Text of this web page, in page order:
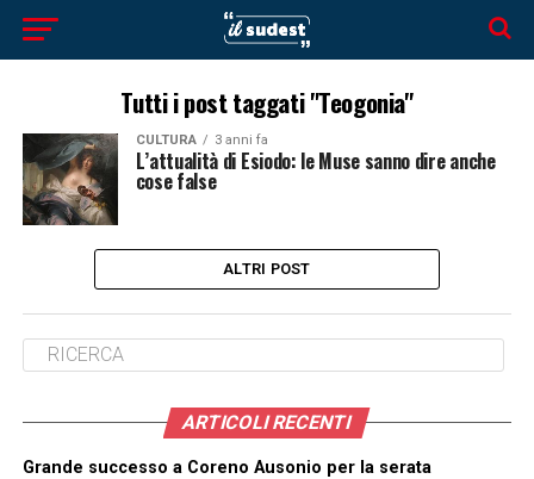
Tutti i post taggati "Teogonia"
CULTURA 3 anni fa
L’attualità di Esiodo: le Muse sanno dire anche
cose false
ALTRI POST
ARTICOLI RECENTI
Grande successo a Coreno Ausonio per la serata